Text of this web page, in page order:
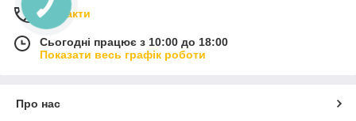
Контакти
Сьогодні працює з 10:00 до 18:00
Показати весь графік роботи
Про нас